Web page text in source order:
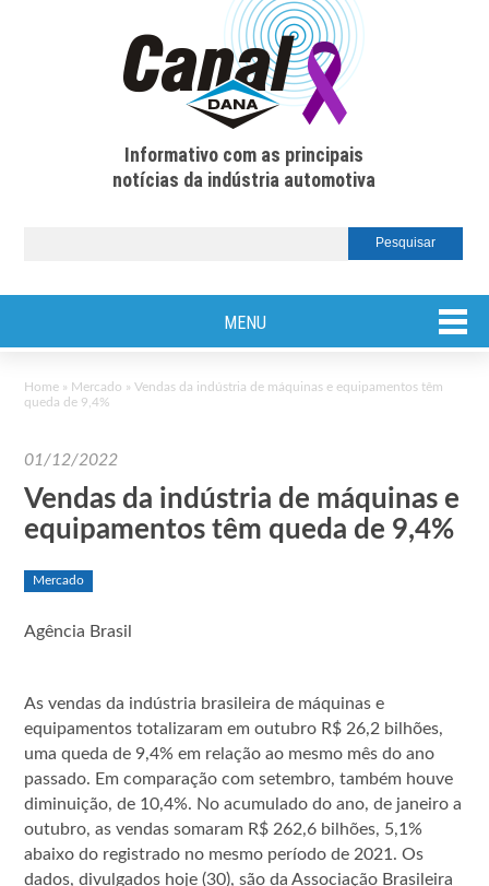
Informativo com as principais
notícias da indústria automotiva
MENU
Home » Mercado »Vendas da indústria de máquinas e equipamentos têm
queda de 9,4%
01/12/2022
Vendas da indústria de máquinas e
equipamentos têm queda de 9,4%
Mercado
Agência Brasil
As vendas da indústria brasileira de máquinas e
equipamentos totalizaram em outubro R$ 26,2 bilhões,
uma queda de 9,4% em relação ao mesmo mês do ano
passado. Em comparação com setembro, também houve
diminuição, de 10,4%. No acumulado do ano, de janeiro a
outubro, as vendas somaram R$ 262,6 bilhões, 5,1%
abaixo do registrado no mesmo período de 2021. Os
dados, divulgados hoje (30), são da Associação Brasileira